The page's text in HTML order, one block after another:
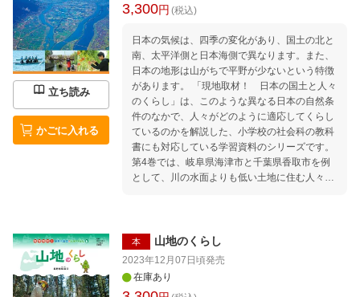
立ち読み
かごに入れる
3,300円 (税込)
日本の気候は、四季の変化があり、国土の北と
南、太平洋側と日本海側で異なります。また、
日本の地形は山がちで平野が少ないという特徴
があります。 「現地取材！ 日本の国土と人々
のくらし」は、このような異なる日本の自然条
件のなかで、人々がどのように適応してくらし
ているのかを解説した、小学校の社会科の教科
書にも対応している学習資料のシリーズです。
第4巻では、岐阜県海津市と千葉県香取市を例
として、川の水面よりも低い土地に住む人々の
すなどを、現地での取材をもとに充実な地図や
図版、データ資料とあわせて紹介しています。
本 山地のくらし
2023年12月07日頃発売
在庫あり